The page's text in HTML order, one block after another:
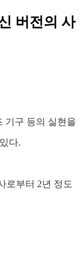
버전의 사
기구 등의 실현을
다.
로부터 2년 정도